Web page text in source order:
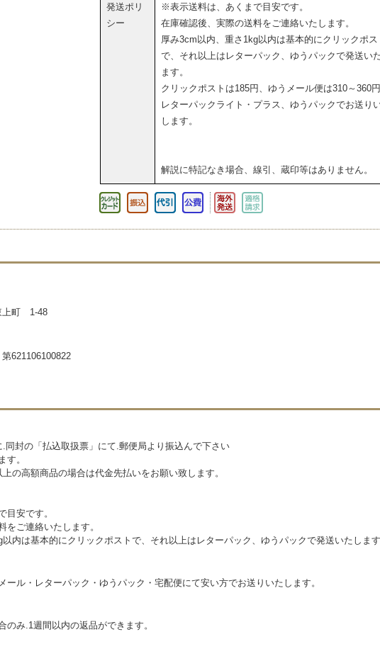
発送ポリ
シー
※表示送料は、あくまで目安です。
在庫確認後、実際の送料をご連絡いたします。
厚み3cm以内、重さ1kg以内は基本的にクリックポス
で、それ以上はレターパック、ゆうパックで発送い
ます。
クリックポストは185円、ゆうメール便は310～360円
レターパックライト・プラス、ゆうパックでお送り
します。
解説に特記なき場合、線引、蔵印等はありません。
上町 1-48
621106100822
同封の「払込取扱票」にて.郵便局より振込んで下さい
す。
の高額商品の場合は代金先払いをお願い致します。
目安です。
をご連絡いたします。
内は基本的にクリックポストで、それ以上はレターパック、ゆうパックで発送いたします
ール・レターパック・ゆうパック・宅配便にて安い方でお送りいたします。
のみ.1週間以内の返品ができます。